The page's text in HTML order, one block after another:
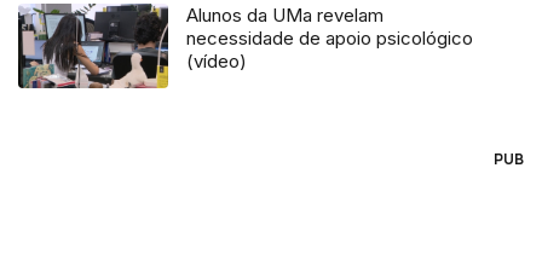
Alunos da UMa revelam
necessidade de apoio psicológico
(vídeo)
PUB